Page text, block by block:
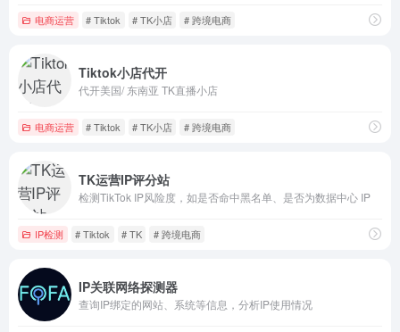
电商运营 # Tiktok # TK小店 # 跨境电商
Tiktok小店代开
代开美国/ 东南亚 TK直播小店
电商运营 # Tiktok # TK小店 # 跨境电商
TK运营IP评分站
检测TikTok IP风险度，如是否命中黑名单、是否为数据中心 IP
IP检测 # Tiktok # TK # 跨境电商
IP关联网络探测器
查询IP绑定的网站、系统等信息，分析IP使用情况